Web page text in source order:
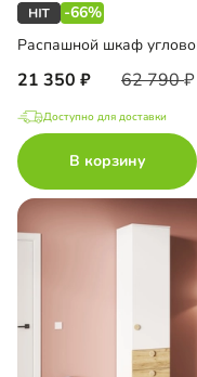
-66%
21 350 62 790
Доступно для доставки
В корзину